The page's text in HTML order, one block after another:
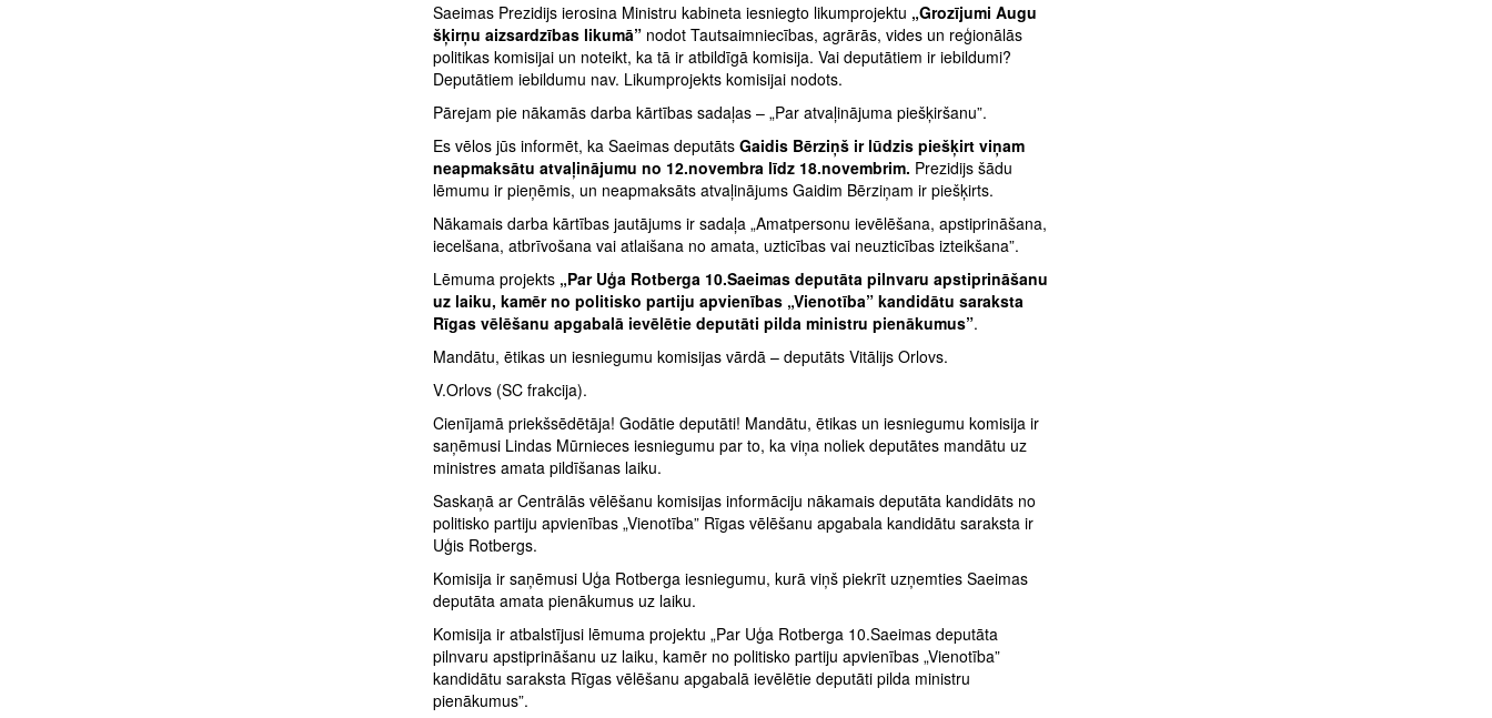
Saeimas Prezidijs ierosina Ministru kabineta iesniegto likumprojektu „Grozījumi Augu
šķirņu aizsardzības likumā” nodot Tautsaimniecības, agrārās, vides un reģionālās
politikas komisijai un noteikt, ka tā ir atbildīgā komisija. Vai deputātiem ir iebildumi?
Deputātiem iebildumu nav. Likumprojekts komisijai nodots.
Pārejam pie nākamās darba kārtības sadaļas – „Par atvaļinājuma piešķiršanu”.
Es vēlos jūs informēt, ka Saeimas deputāts Gaidis Bērziņš ir lūdzis piešķirt viņam
neapmaksātu atvaļinājumu no 12.novembra līdz 18.novembrim. Prezidijs šādu
lēmumu ir pieņēmis, un neapmaksāts atvaļinājums Gaidim Bērziņam ir piešķirts.
Nākamais darba kārtības jautājums ir sadaļa „Amatpersonu ievēlēšana, apstiprināšana,
iecelšana, atbrīvošana vai atlaišana no amata, uzticības vai neuzticības izteikšana”.
Lēmuma projekts „Par Uģa Rotberga 10.Saeimas deputāta pilnvaru apstiprināšanu
uz laiku, kamēr no politisko partiju apvienības „Vienotība” kandidātu saraksta
Rīgas vēlēšanu apgabalā ievēlētie deputāti pilda ministru pienākumus”.
Mandātu, ētikas un iesniegumu komisijas vārdā – deputāts Vitālijs Orlovs.
V.Orlovs (SC frakcija).
Cienījamā priekšsēdētāja! Godātie deputāti! Mandātu, ētikas un iesniegumu komisija ir
saņēmusi Lindas Mūrnieces iesniegumu par to, ka viņa noliek deputātes mandātu uz
ministres amata pildīšanas laiku.
Saskaņā ar Centrālās vēlēšanu komisijas informāciju nākamais deputāta kandidāts no
politisko partiju apvienības „Vienotība” Rīgas vēlēšanu apgabala kandidātu saraksta ir
Uģis Rotbergs.
Komisija ir saņēmusi Uģa Rotberga iesniegumu, kurā viņš piekrīt uzņemties Saeimas
deputāta amata pienākumus uz laiku.
Komisija ir atbalstījusi lēmuma projektu „Par Uģa Rotberga 10.Saeimas deputāta
pilnvaru apstiprināšanu uz laiku, kamēr no politisko partiju apvienības „Vienotība”
kandidātu saraksta Rīgas vēlēšanu apgabalā ievēlētie deputāti pilda ministru
pienākumus”.